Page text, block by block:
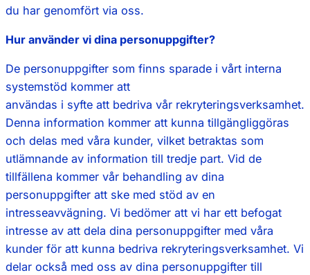
du har genomfört via oss.
Hur använder vi dina personuppgifter?
De personuppgifter som finns sparade i vårt interna
systemstöd kommer att
användas i syfte att bedriva vår rekryteringsverksamhet.
Denna information kommer att kunna tillgängliggöras
och delas med våra kunder, vilket betraktas som
utlämnande av information till tredje part. Vid de
tillfällena kommer vår behandling av dina
personuppgifter att ske med stöd av en
intresseavvägning. Vi bedömer att vi har ett befogat
intresse av att dela dina personuppgifter med våra
kunder för att kunna bedriva rekryteringsverksamhet. Vi
delar också med oss av dina personuppgifter till